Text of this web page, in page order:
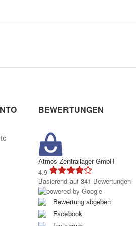
BEWERTUNGEN
Atmos Zentrallager GmbH
4.9
Basierend auf 341 Bewertungen
Bewertung abgeben
Facebook